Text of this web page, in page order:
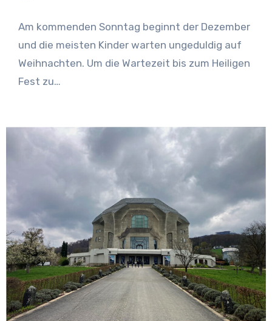
Am kommenden Sonntag beginnt der Dezember
und die meisten Kinder warten ungeduldig auf
Weihnachten. Um die Wartezeit bis zum Heiligen
Fest zu…